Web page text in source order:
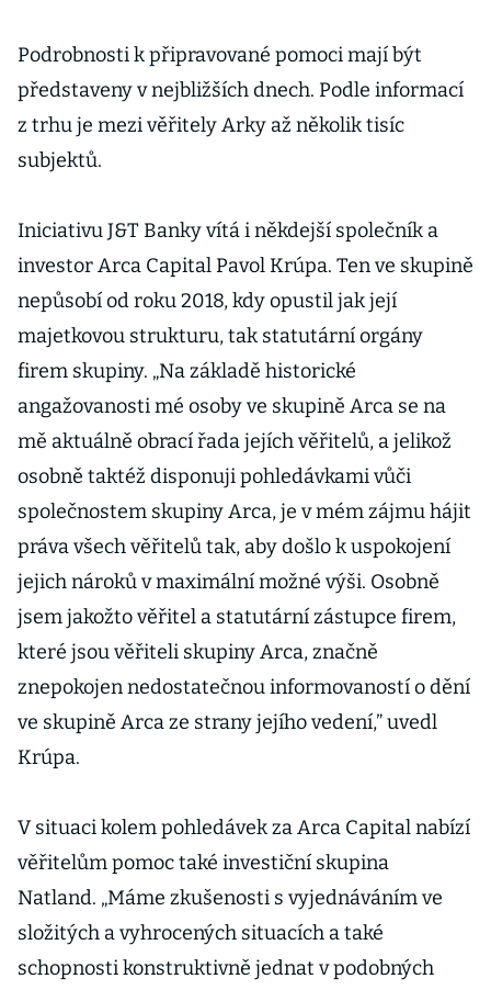
Podrobnosti k připravované pomoci mají být
představeny v nejbližších dnech. Podle informací
z trhu je mezi věřitely Arky až několik tisíc
subjektů.
Iniciativu J&T Banky vítá i někdejší společník a
investor Arca Capital Pavol Krúpa. Ten ve skupině
nepůsobí od roku 2018, kdy opustil jak její
majetkovou strukturu, tak statutární orgány
firem skupiny. „Na základě historické
angažovanosti mé osoby ve skupině Arca se na
mě aktuálně obrací řada jejích věřitelů, a jelikož
osobně taktéž disponuji pohledávkami vůči
společnostem skupiny Arca, je v mém zájmu hájit
práva všech věřitelů tak, aby došlo k uspokojení
jejich nároků v maximální možné výši. Osobně
jsem jakožto věřitel a statutární zástupce firem,
které jsou věřiteli skupiny Arca, značně
znepokojen nedostatečnou informovaností o dění
ve skupině Arca ze strany jejího vedení,” uvedl
Krúpa.
V situaci kolem pohledávek za Arca Capital nabízí
věřitelům pomoc také investiční skupina
Natland. „Máme zkušenosti s vyjednáváním ve
složitých a vyhrocených situacích a také
schopnosti konstruktivně jednat v podobných